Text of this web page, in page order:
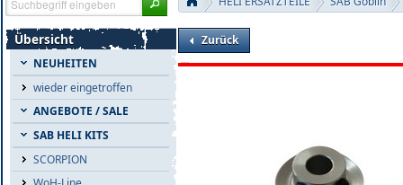
Übersicht
NEUHEITEN
wieder eingetroffen
ANGEBOTE / SALE
SAB HELI KITS
SCORPION
Zurück